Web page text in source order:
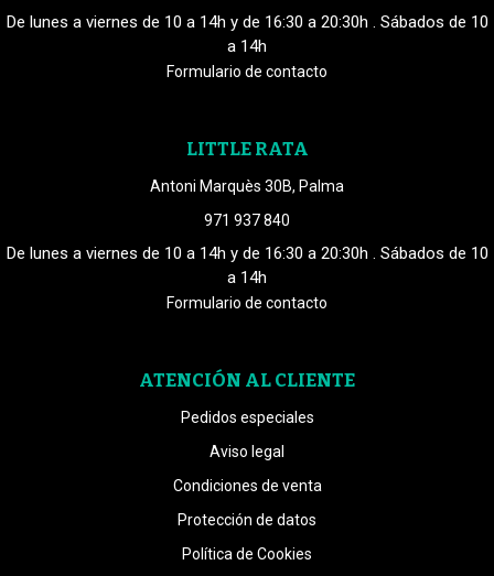
De lunes a viernes de 10 a 14h y de 16:30 a 20:30h . Sábados de 10
a 14h
Formulario de contacto
LITTLE RATA
Antoni Marquès 30B, Palma
971 937 840
De lunes a viernes de 10 a 14h y de 16:30 a 20:30h . Sábados de 10
a 14h
Formulario de contacto
ATENCIÓN AL CLIENTE
Pedidos especiales
Aviso legal
Condiciones de venta
Protección de datos
Política de Cookies